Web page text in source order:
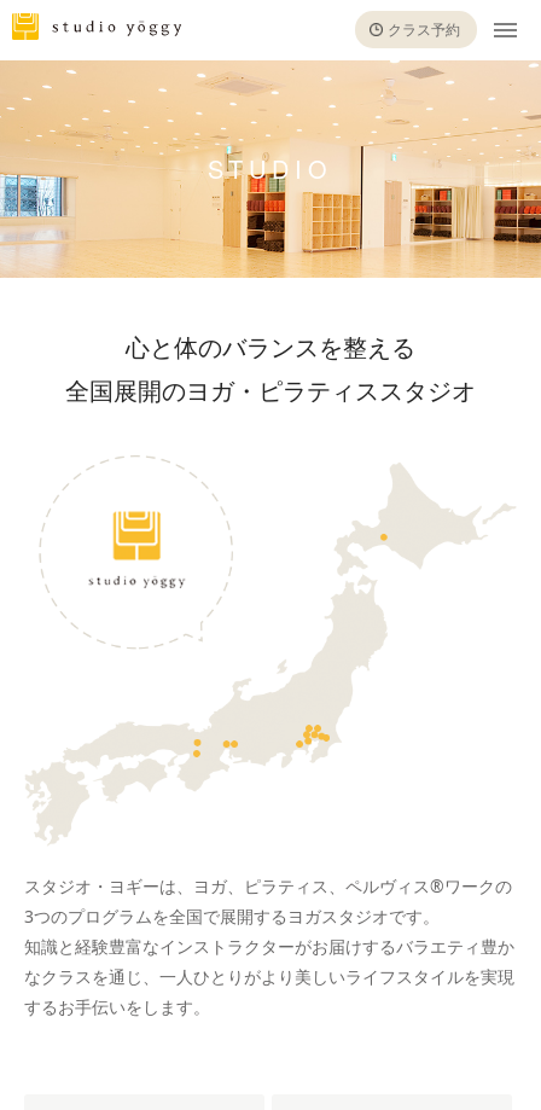
クラス予約
STUDIO
心と体のバランスを整える
全国展開のヨガ・ピラティススタジオ
スタジオ・ヨギーは、ヨガ、ピラティス、ペルヴィス®ワークの
3つのプログラムを全国で展開するヨガスタジオです。
知識と経験豊富なインストラクターがお届けするバラエティ豊か
なクラスを通じ、一人ひとりがより美しいライフスタイルを実現
するお手伝いをします。